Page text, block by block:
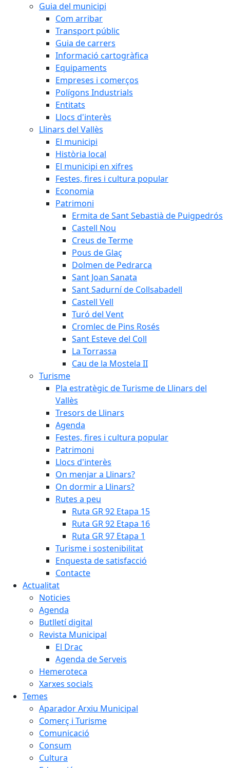
Guia del municipi
Com arribar
Transport públic
Guia de carrers
Informació cartogràfica
Equipaments
Empreses i comerços
Polígons Industrials
Entitats
Llocs d'interès
Llinars del Vallès
El municipi
Història local
El municipi en xifres
Festes, fires i cultura popular
Economia
Patrimoni
Ermita de Sant Sebastià de Puigpedrós
Castell Nou
Creus de Terme
Pous de Glaç
Dolmen de Pedrarca
Sant Joan Sanata
Sant Sadurní de Collsabadell
Castell Vell
Turó del Vent
Cromlec de Pins Rosés
Sant Esteve del Coll
La Torrassa
Cau de la Mostela II
Turisme
Pla estratègic de Turisme de Llinars del
Vallès
Tresors de Llinars
Agenda
Festes, fires i cultura popular
Patrimoni
Llocs d'interès
On menjar a Llinars?
On dormir a Llinars?
Rutes a peu
Ruta GR 92 Etapa 15
Ruta GR 92 Etapa 16
Ruta GR 97 Etapa 1
Turisme i sostenibilitat
Enquesta de satisfacció
Contacte
Actualitat
Noticies
Agenda
Butlletí digital
Revista Municipal
El Drac
Agenda de Serveis
Hemeroteca
Xarxes socials
Temes
Aparador Arxiu Municipal
Comerç i Turisme
Comunicació
Consum
Cultura